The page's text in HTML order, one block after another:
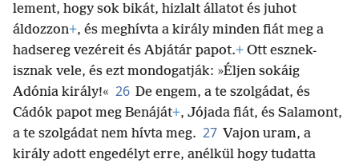
lement, hogy sok bikát, hizlalt állatot és juhot
áldozzon+, és meghívta a király minden fiát meg a
hadsereg vezéreit és Abjátár papot.+ Ott esznek-
isznak vele, és ezt mondogatják: »Éljen sokáig
Adónia király!« 26 De engem, a te szolgádat, és
Cádók papot meg Benáját+, Jójada fiát, és Salamont,
a te szolgádat nem hívta meg. 27 Vajon uram, a
király adott engedélyt erre, anélkül hogy tudatta